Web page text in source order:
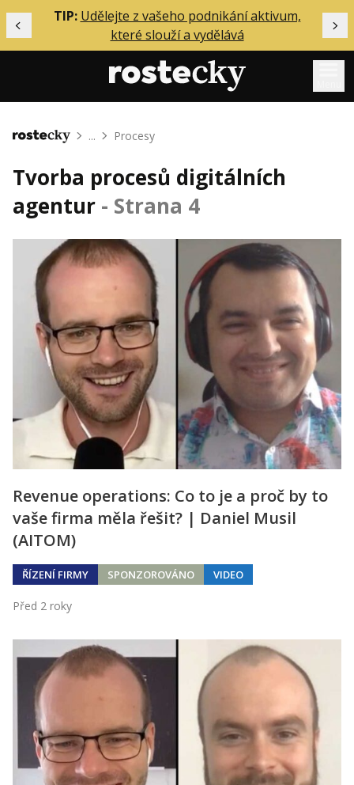
Předchozí
TIP: Udělejte z vašeho podnikání aktivum,
které slouží a vydělává
Mentoring
Solo
Akce
Inzerce
O mně
Přihlášení
Kontakt
Obchodní podmínky
Hledaná fráze Hledat
Domů ... Procesy
Tvorba procesů digitálních
agentur - Strana 4
Revenue operations: Co to je a proč by to
vaše firma měla řešit? | Daniel Musil
(AITOM)
ŘÍZENÍ FIRMY SPONZOROVÁNO VIDEO
Před 2 roky